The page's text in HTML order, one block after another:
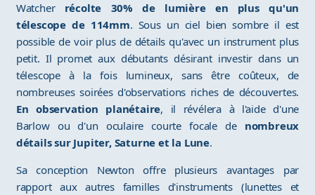
Watcher récolte 30% de lumière en plus qu'un
télescope de 114mm. Sous un ciel bien sombre il est
possible de voir plus de détails qu'avec un instrument plus
petit. Il promet aux débutants désirant investir dans un
télescope à la fois lumineux, sans être coûteux, de
nombreuses soirées d'observations riches de découvertes.
En observation planétaire, il révélera à l'aide d'une
Barlow ou d'un oculaire courte focale de nombreux
détails sur Jupiter, Saturne et la Lune.
Sa conception Newton offre plusieurs avantages par
rapport aux autres familles d'instruments (lunettes et